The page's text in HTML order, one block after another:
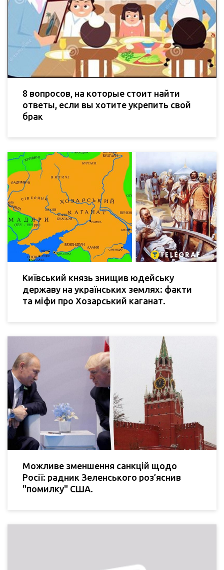
8 вопросов, на которые стоит найти
ответы, если вы хотите укрепить свой
брак
Київський князь знищив юдейську
державу на українських землях: факти
та міфи про Хозарський каганат.
Можливе зменшення санкцій щодо
Росії: радник Зеленського роз’яснив
"помилку" США.